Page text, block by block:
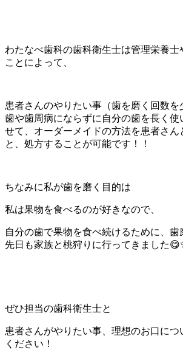
わたなべ歯科の歯科衛生士は管理栄養士
ことによって、
患者さんのやりたい事 （歯を磨く回数
歯や歯周病にならずに自分の歯を長く使
せて、オーダーメイドの方法を患者さん
と、処方することが可能です！！
ちなみに私が歯を磨く目的は
私は果物を食べるのが好きなので、
自分の歯で果物を食べ続けるために、歯
先日も家族と桃狩りに行ってきました
ぜひ担当の歯科衛生士と
患者さんがやりたい事、理想のお口につ
ください！